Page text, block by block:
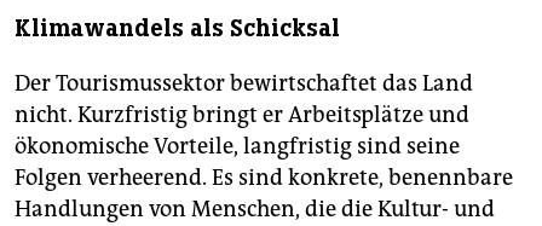
Klimawandels als Schicksal
Der Tourismussektor bewirtschaftet das Land
nicht. Kurzfristig bringt er Arbeitsplätze und
ökonomische Vorteile, langfristig sind seine
Folgen verheerend. Es sind konkrete, benennbare
Handlungen von Menschen, die die Kultur- und